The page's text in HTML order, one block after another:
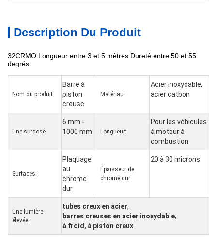
Description Du Produit
32CRMO Longueur entre 3 et 5 mètres Dureté entre 50 et 55
degrés
Nom du produit:
Barre à
piston
creuse
Matériau:
Acier inoxydable,
acier catbon
Une surdose:
6 mm -
1000 mm
Longueur:
Pour les véhicules
à moteur à
combustion
Surfaces:
Plaquage
au
chrome
dur
Épaisseur de
chrome dur:
20 à 30 microns
Une lumière
élevée:
tubes creux en acier,
barres creuses en acier inoxydable,
à froid, à piston creux